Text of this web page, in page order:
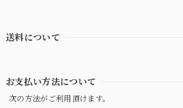
送料について
お支払い方法について
次の方法がご利用頂けます。